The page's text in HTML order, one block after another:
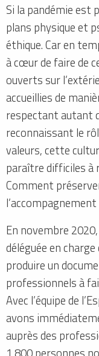
Si la pandémie est
plans physique et
éthique. Car en
à cœur de faire de
ouverts sur
accueillies de
respectant autant
reconnaissant le
valeurs, cette
paraître difficiles à
Comment
En novembre
déléguée en charge
produire un
professionnels à
Avec l’équipe de
avons
auprès des